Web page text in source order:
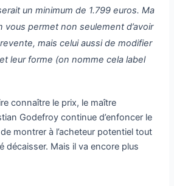
un minimum de 1.799 euros. Ma
vous permet non seulement d’avoir
mais celui aussi de modifier
leur forme (on nomme cela label
connaître le prix, le maître
Godefroy continue d’enfoncer le
montrer à l’acheteur potentiel tout
décaisser. Mais il va encore plus